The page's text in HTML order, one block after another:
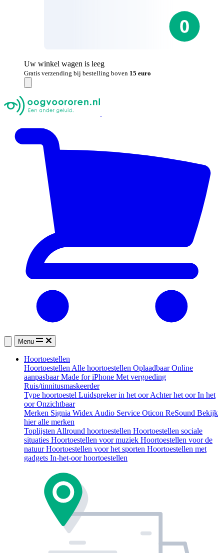
Uw winkel wagen is leeg
Gratis verzending bij bestelling boven 15 euro
Menu
Hoortoestellen
HoortoestellenAlle hoortoestellen OplaadbaarOnline
aanpasbaarMade for iPhone Met vergoeding
Ruis/tinnitusmaskeerder
Type hoortoestel Luidspreker in het oorAchter het oorIn het
oorOnzichtbaar
Merken Signia WidexAudio Service Oticon ReSound Bekijk
hier alle merken
ToplijstenAllround hoortoestellen Hoortoestellen sociale
situaties Hoortoestellen voor muziek Hoortoestellen voor de
natuurHoortoestellen voor het sporten Hoortoestellen met
gadgets In-het-oor hoortoestellen